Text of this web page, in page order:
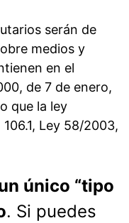
serán de
medios y
en el
de 7 de enero,
que la ley
Ley 58/2003,
único “tipo
. Si puedes